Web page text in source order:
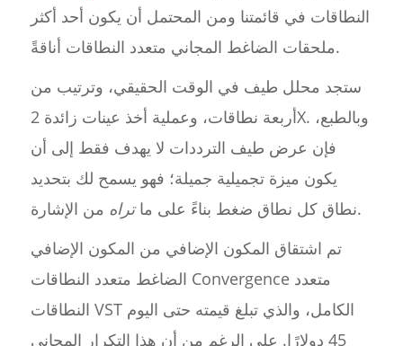
النطاقات في قائمتنا ومن المحتمل أن يكون أحد أكثر
ملحقات الضاغط المجاني متعدد النطاقات أناقةً.
ستجد محلل طيف في الوقت الحقيقي، وترتيب من
أربعة نطاقات، وعملية أخذ عينات زائدة 2X. وبالطبع،
فإن عرض طيف الترددات لا يهدف فقط إلى أن
يكون ميزة تجميلية جميلة؛ فهو يسمح لك بتحديد
نطاق كل نطاق ضغط بناءً على ماتراه
من الإشارة.
تم اشتقاق المكون الإضافي من المكون الإضافي
الضاغط متعدد النطاقات Convergence متعدد
النطاقات VST الكامل، والذي تبلغ قيمته حتى اليوم
45 دولارًا. على الرغم من أن هذا التكرار المجاني